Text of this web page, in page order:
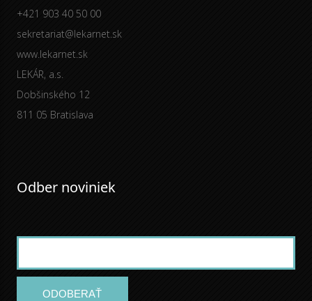
+421 903 40 50 00
sekretariat@lekarnet.sk
www.lekarnet.sk
LEKÁR, a.s.
Dobšinského 12
811 05 Bratislava
Odber noviniek
ODOBERAŤ